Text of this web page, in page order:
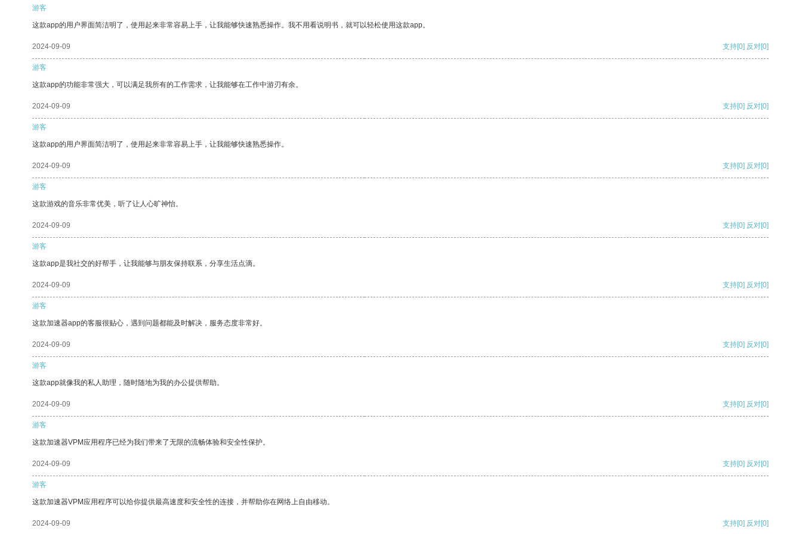
游客
这款app的用户界面简洁明了，使用起来非常容易上手，让我能够快速熟悉操作。我不用看说明书，就可以轻松使用这款app。
2024-09-09 支持[0] 反对[0]
游客
这款app的功能非常强大，可以满足我所有的工作需求，让我能够在工作中游刃有余。
2024-09-09 支持[0] 反对[0]
游客
这款app的用户界面简洁明了，使用起来非常容易上手，让我能够快速熟悉操作。
2024-09-09 支持[0] 反对[0]
游客
这款游戏的音乐非常优美，听了让人心旷神怡。
2024-09-09 支持[0] 反对[0]
游客
这款app是我社交的好帮手，让我能够与朋友保持联系，分享生活点滴。
2024-09-09 支持[0] 反对[0]
游客
这款加速器app的客服很贴心，遇到问题都能及时解决，服务态度非常好。
2024-09-09 支持[0] 反对[0]
游客
这款app就像我的私人助理，随时随地为我的办公提供帮助。
2024-09-09 支持[0] 反对[0]
游客
这款加速器VPM应用程序已经为我们带来了无限的流畅体验和安全性保护。
2024-09-09 支持[0] 反对[0]
游客
这款加速器VPM应用程序可以给你提供最高速度和安全性的连接，并帮助你在网络上自由移动。
2024-09-09 支持[0] 反对[0]